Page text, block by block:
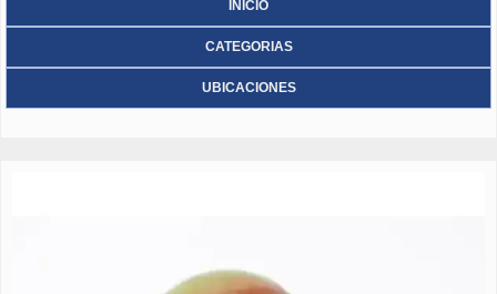
INICIO
CATEGORIAS
UBICACIONES